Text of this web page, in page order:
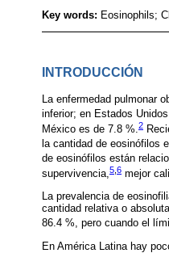
Key words: Eosinophils;
INTRODUCCIÓN
La enfermedad pulmonar
inferior; en Estados
México es de 7.8 %. 2
la cantidad de eosinófilos
de eosinófilos están
supervivencia,5 6 mejor
La prevalencia de
cantidad relativa o
86.4 %, pero cuando el
En América Latina hay